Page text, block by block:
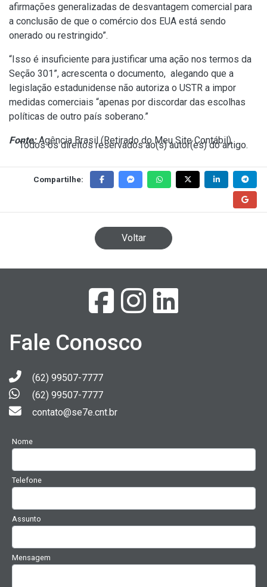
afirmações generalizadas de desvantagem comercial para
a conclusão de que o comércio dos EUA está sendo
onerado ou restringido”.
“Isso é insuficiente para justificar uma ação nos termos da
Seção 301”, acrescenta o documento, alegando que a
legislação estadunidense não autoriza o USTR a impor
medidas comerciais “apenas por discordar das escolhas
políticas de outro país soberano.”
Fonte:Agência Brasil (Retirado do Meu Site Contábil)
Todos os direitos reservados ao(s) autor(es) do artigo.
Compartilhe:
Voltar
Fale Conosco
(62) 99507-7777
(62) 99507-7777
contato@se7e.cnt.br
Nome
Telefone
Assunto
Mensagem